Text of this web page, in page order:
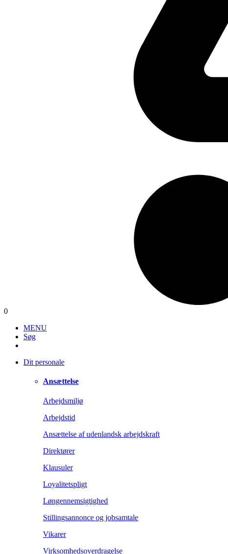
0
MENU
Søg
Dit personale
Ansættelse
Arbejdsmiljø
Arbejdstid
Ansættelse af udenlandsk arbejdskraft
Direktører
Klausuler
Loyalitetspligt
Løngennemsigtighed
Stillingsannonce og jobsamtale
Vikarer
Virksomhedsoverdragelse